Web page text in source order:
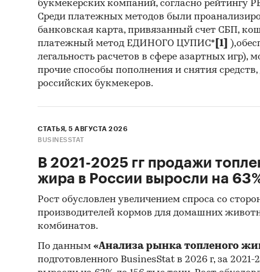
В
ИП
-
-
-
-
букмекерских компаний, согласно
Среди платежных методов были
банковская карта, привязанный счет СБП,
платежный метод ЕДИНОГО ЦУПИС* [1]
легальность расчетов в сфере азартных игр),
прочие способы пополнения и снятия
российских букмекеров.
СТАТЬЯ, 5 АВГУСТА 2026
BUSINESSTAT
В 2021-2025 гг продажи
жира в России выросли на
Рост обусловлен увеличением спроса со
производителей кормов для домашних
комбинатов.
По данным «Анализа рынка топленого
подготовленного BusinesStat в 2026 г, за